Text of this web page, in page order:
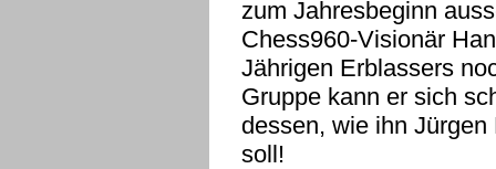
zum Jahresbeginn
Chess960-Visionär
Jährigen Erblassers
Gruppe kann er sich
dessen, wie ihn
soll!